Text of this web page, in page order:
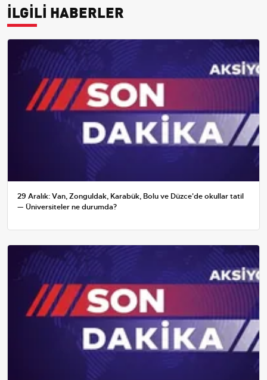
İLGİLİ HABERLER
29 Aralık: Van, Zonguldak, Karabük, Bolu ve Düzce'de okullar tatil
— Üniversiteler ne durumda?